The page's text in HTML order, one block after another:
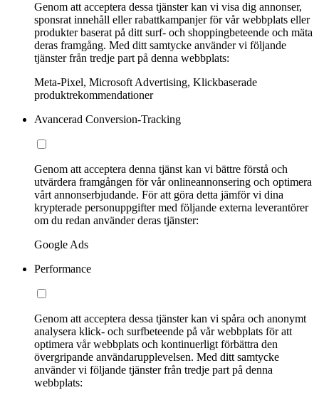
Genom att acceptera dessa tjänster kan vi visa dig annonser,
sponsrat innehåll eller rabattkampanjer för vår webbplats eller
produkter baserat på ditt surf- och shoppingbeteende och mäta
deras framgång. Med ditt samtycke använder vi följande
tjänster från tredje part på denna webbplats:
Meta-Pixel, Microsoft Advertising, Klickbaserade
produktrekommendationer
Avancerad Conversion-Tracking
Genom att acceptera denna tjänst kan vi bättre förstå och
utvärdera framgången för vår onlineannonsering och optimera
vårt annonserbjudande. För att göra detta jämför vi dina
krypterade personuppgifter med följande externa leverantörer
om du redan använder deras tjänster:
Google Ads
Performance
Genom att acceptera dessa tjänster kan vi spåra och anonymt
analysera klick- och surfbeteende på vår webbplats för att
optimera vår webbplats och kontinuerligt förbättra den
övergripande användarupplevelsen. Med ditt samtycke
använder vi följande tjänster från tredje part på denna
webbplats: